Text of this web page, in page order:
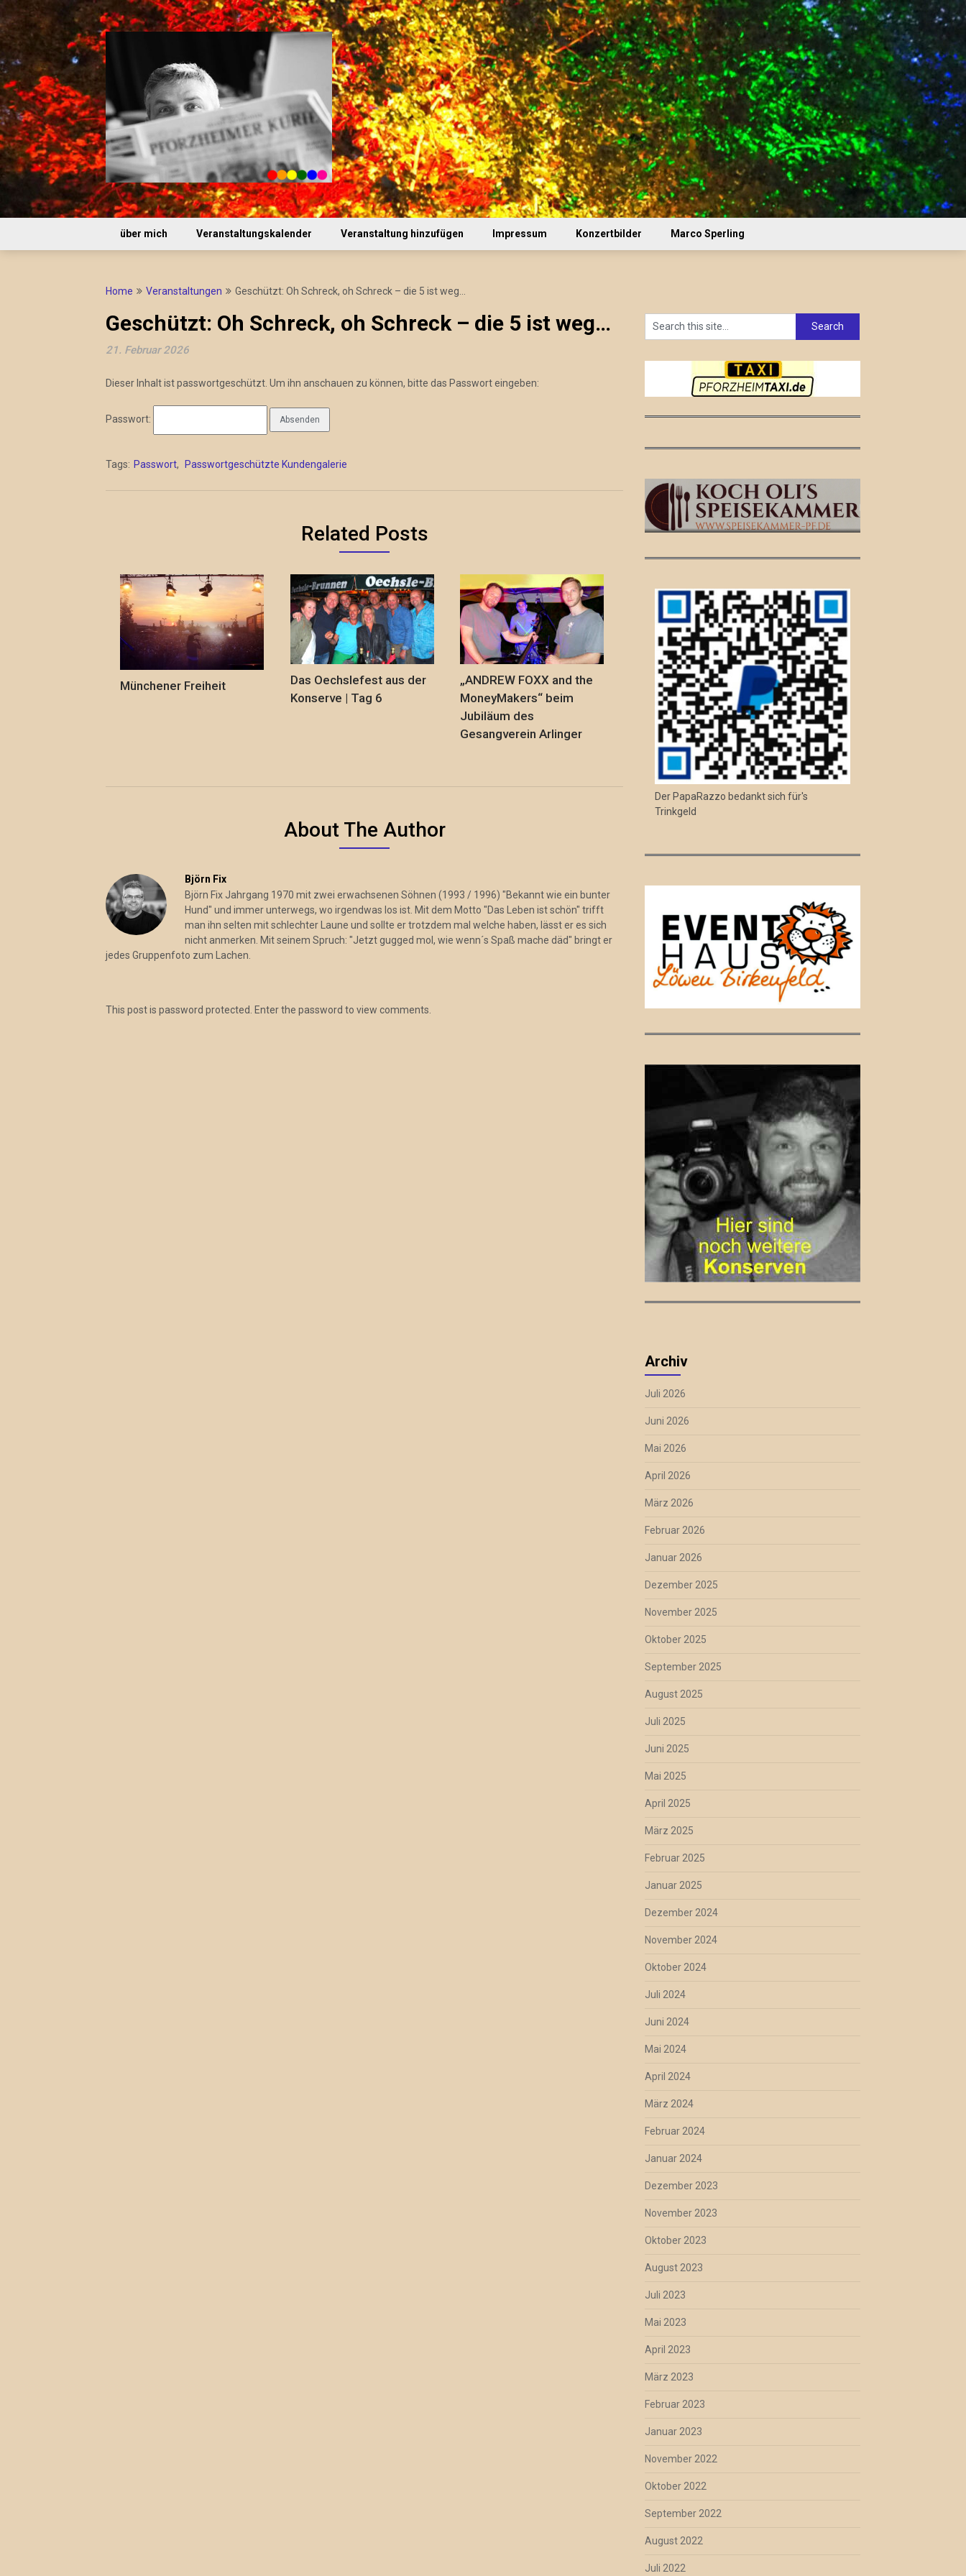
to
content
über mich Veranstaltungskalender Veranstaltung hinzufügen Impressum Konzertbilder Marco Sperling
Home Veranstaltungen Geschützt: Oh Schreck, oh Schreck – die 5 ist weg…
Geschützt: Oh Schreck, oh Schreck – die 5 ist weg…
21. Februar 2026
Dieser Inhalt ist passwortgeschützt. Um ihn anschauen zu können, bitte das Passwort eingeben:
Passwort:
Tags: Passwort, Passwortgeschützte Kundengalerie
Related Posts
Münchener Freiheit
Das Oechslefest aus der
Konserve | Tag 6
„ANDREW FOXX and the
MoneyMakers“ beim
Jubiläum des
Gesangverein Arlinger
About The Author
Björn Fix
Björn Fix Jahrgang 1970 mit zwei erwachsenen Söhnen (1993 / 1996) "Bekannt wie ein bunter
Hund" und immer unterwegs, wo irgendwas los ist. Mit dem Motto "Das Leben ist schön" trifft
man ihn selten mit schlechter Laune und sollte er trotzdem mal welche haben, lässt er es sich
nicht anmerken. Mit seinem Spruch: "Jetzt gugged mol, wie wenn´s Spaß mache däd" bringt er
jedes Gruppenfoto zum Lachen.
This post is password protected. Enter the password to view comments.
Der PapaRazzo bedankt sich für's
Trinkgeld
Archiv
Juli 2026
Juni 2026
Mai 2026
April 2026
März 2026
Februar 2026
Januar 2026
Dezember 2025
November 2025
Oktober 2025
September 2025
August 2025
Juli 2025
Juni 2025
Mai 2025
April 2025
März 2025
Februar 2025
Januar 2025
Dezember 2024
November 2024
Oktober 2024
Juli 2024
Juni 2024
Mai 2024
April 2024
März 2024
Februar 2024
Januar 2024
Dezember 2023
November 2023
Oktober 2023
August 2023
Juli 2023
Mai 2023
April 2023
März 2023
Februar 2023
Januar 2023
November 2022
Oktober 2022
September 2022
August 2022
Juli 2022